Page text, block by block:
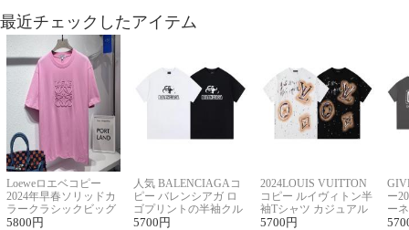
最近チェックしたアイテム
Loeweロエベコピー
2024年早春ソリッドカ
ラークラシックビッグ
ロゴ刺繍Tシャツ
5800 円
人気 BALENCIAGAコ
ピー バレンシアガ ロ
ゴプリントの半袖クル
ーネックTシャツ
5700 円
2024LOUIS VUITTON
コピー ルイヴィトン半
袖Tシャツ カジュアル
に馴染む 2色展開
5700 円
ー
ー
ー